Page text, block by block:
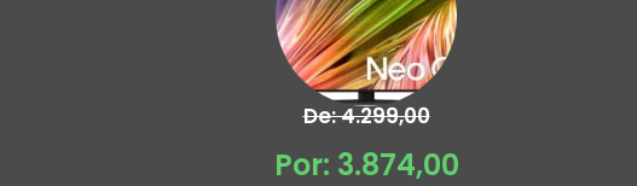
De: 4.299,00
Por: 3.874,00